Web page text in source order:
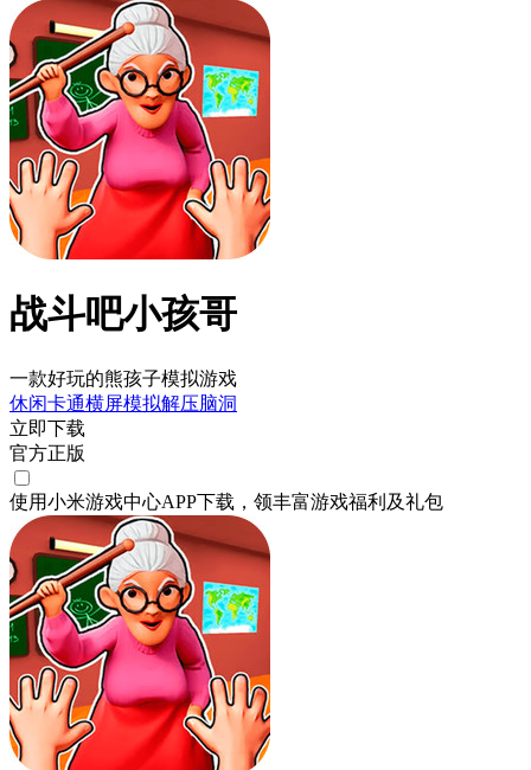
战斗吧小孩哥
一款好玩的熊孩子模拟游戏
休闲卡通横屏模拟解压脑洞
立即下载
官方正版
使用小米游戏中心APP下载 ，领丰富游戏福利 及礼包